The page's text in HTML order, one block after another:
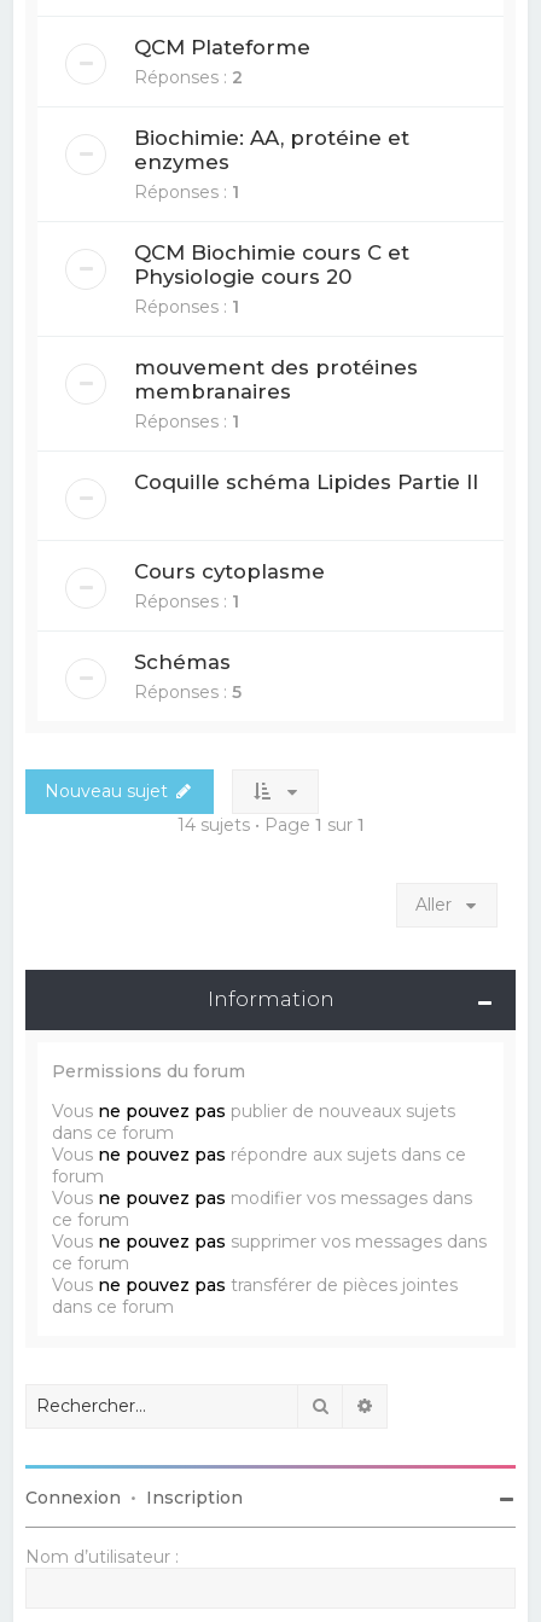
QCM Plateforme
Réponses : 2
Biochimie: AA, protéine et
enzymes
Réponses : 1
QCM Biochimie cours C et
Physiologie cours 20
Réponses : 1
mouvement des protéines
membranaires
Réponses : 1
Coquille schéma Lipides Partie II
Cours cytoplasme
Réponses : 1
Schémas
Réponses :5
Nouveau sujet
14 sujets • Page 1 sur 1
Aller
Information
Permissions du forum
Vous ne pouvez pas publier de nouveaux sujets
dans ce forum
Vous ne pouvez pas répondre aux sujets dans ce
forum
Vous ne pouvez pas modifier vos messages dans
ce forum
Vous ne pouvez pas supprimer vos messages dans
ce forum
Vous ne pouvez pas transférer de pièces jointes
dans ce forum
Rechercher
Connexion • Inscription
Nom d’utilisateur :